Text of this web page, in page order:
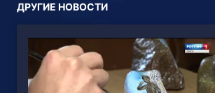
ДРУГИЕ НОВОСТИ